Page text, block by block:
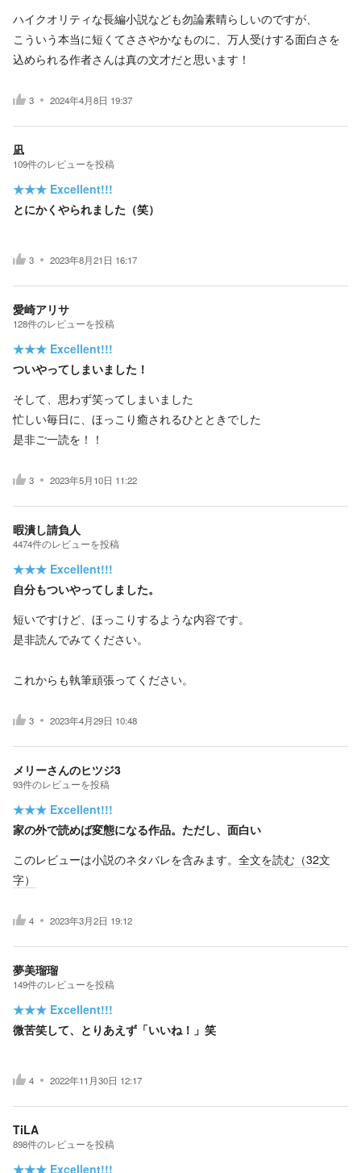
ハイクオリティな長編小説なども勿論素晴らしいのですが、
こういう本当に短くてささやかなものに、万人受けする面白さを
込められる作者さんは真の文才だと思います！
3 2024年4月8日 19:37
凪
109件のレビューを投稿
★★★ Excellent!!!
とにかくやられました（笑）
3 2023年8月21日 16:17
愛崎アリサ
128件のレビューを投稿
★★★ Excellent!!!
ついやってしまいました！
そして、思わず笑ってしまいました
忙しい毎日に、ほっこり癒されるひとときでした
是非ご一読を！！
3 2023年5月10日 11:22
暇潰し請負人
4474件のレビューを投稿
★★★ Excellent!!!
自分もついやってしました。
短いですけど、ほっこりするような内容です。
是非読んでみてください。
これからも執筆頑張ってください。
3 2023年4月29日 10:48
メリーさんのヒツジ3
93件のレビューを投稿
★★★ Excellent!!!
家の外で読めば変態になる作品。ただし、面白い
このレビューは小説のネタバレを含みます。 全文を読む（32文
字）
4 2023年3月2日 19:12
夢美瑠瑠
149件のレビューを投稿
★★★ Excellent!!!
微苦笑して、とりあえず「いいね！」笑
4 2022年11月30日 12:17
TiLA
898件のレビューを投稿
★★★ Excellent!!!